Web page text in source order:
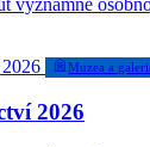
Muzea a
2026